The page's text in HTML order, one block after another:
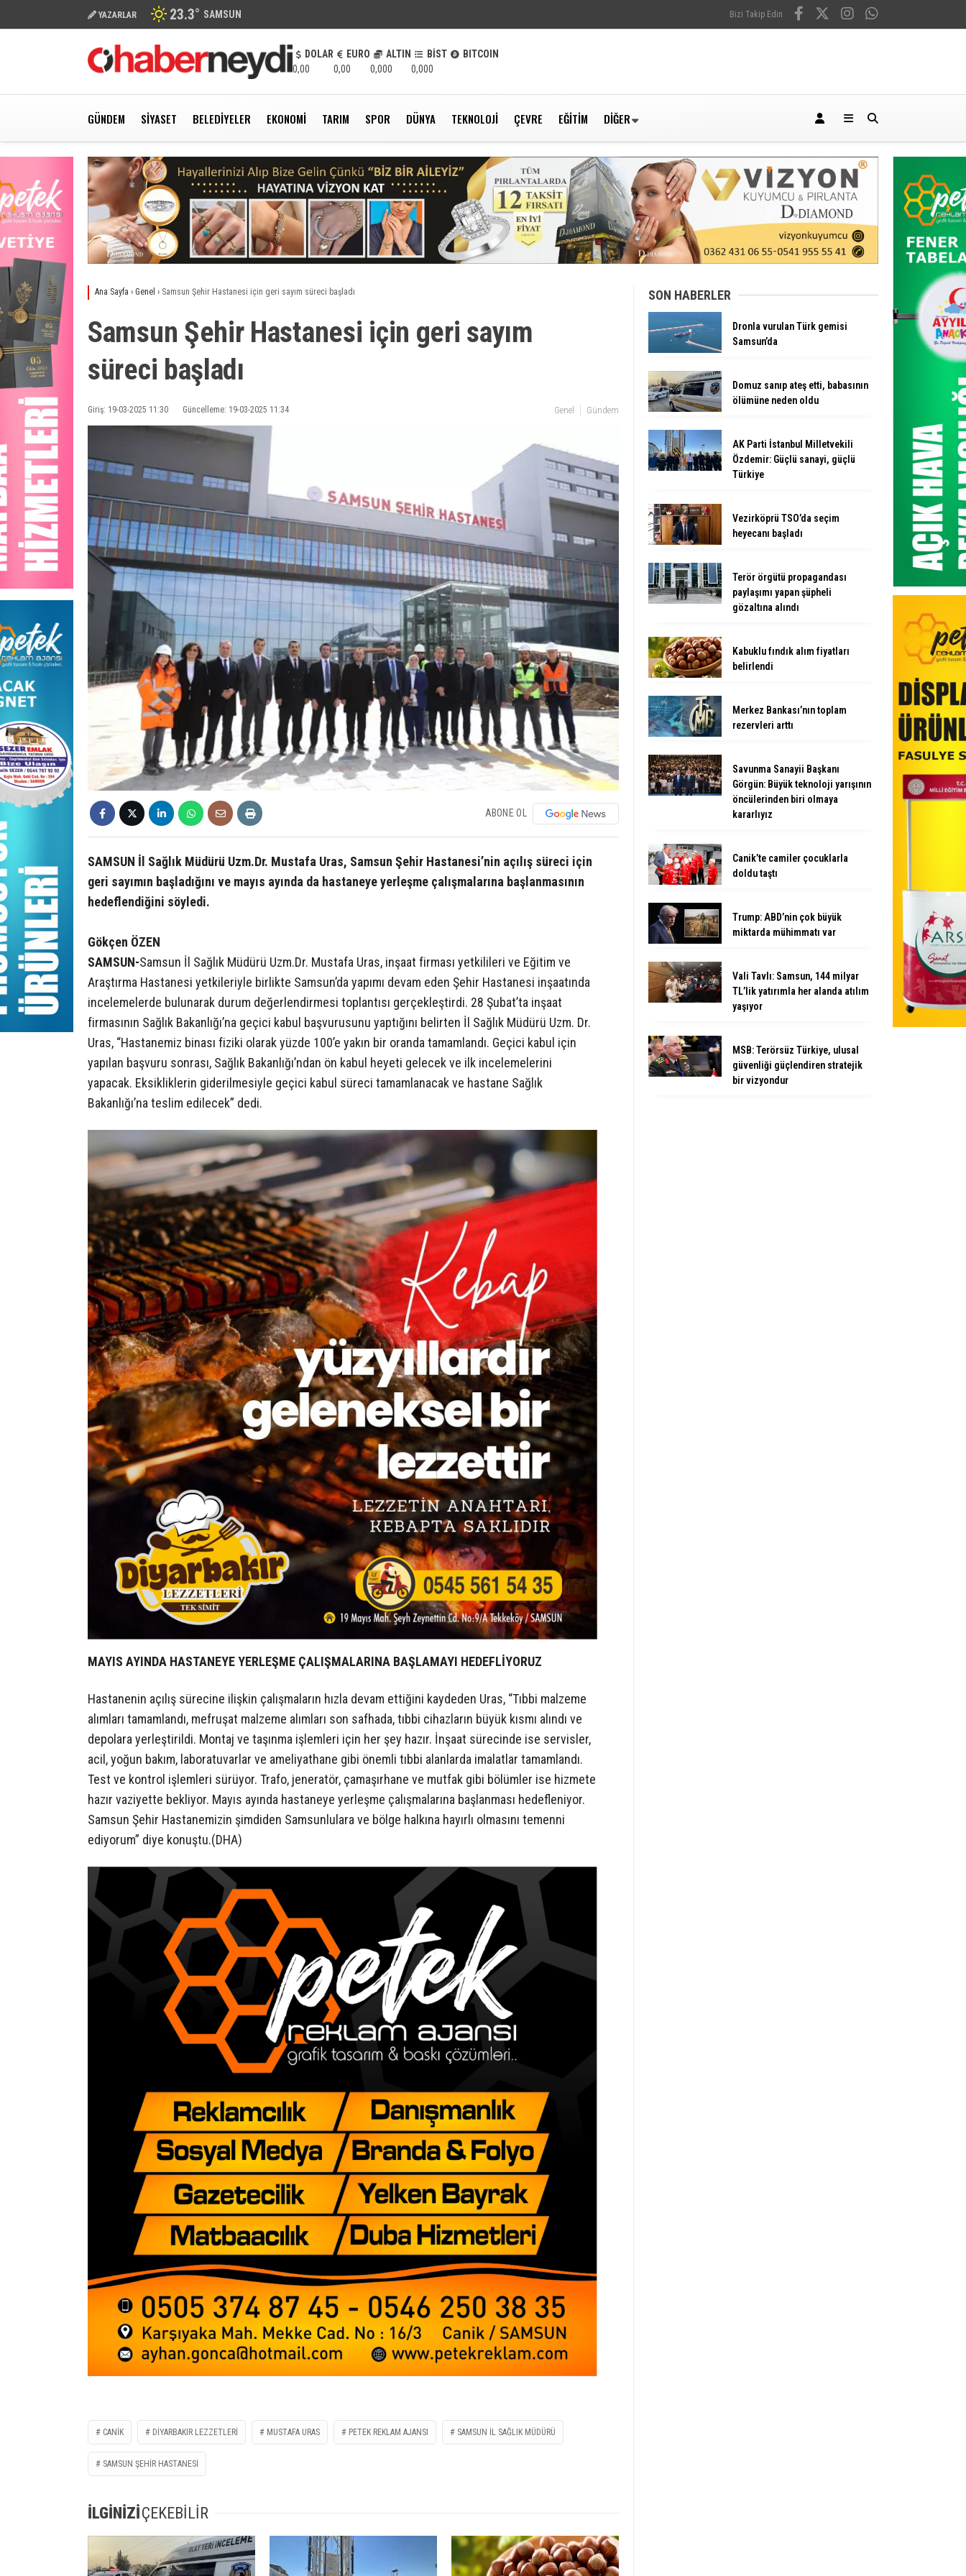
YAZARLAR 23.3° SAMSUN Bizi Takip Edin
DOLAR
0,00
EURO
0,00
ALTIN
0,000
BİST
0,000
BITCOIN
GÜNDEM SIYASET BELEDIYELER EKONOMI TARIM SPOR DÜNYA TEKNOLOJI ÇEVRE EĞITIM DIĞER
Ana Sayfa › Genel › Samsun Şehir Hastanesi için geri sayım süreci başladı
Samsun Şehir Hastanesi için geri sayım
süreci başladı
Giriş: 19-03-2025 11:30 Güncelleme: 19-03-2025 11:34 Genel Gündem
ABONE OL
SAMSUN İl Sağlık Müdürü Uzm.Dr. Mustafa Uras, Samsun Şehir Hastanesi’nin açılış süreci için
geri sayımın başladığını ve mayıs ayında da hastaneye yerleşme çalışmalarına başlanmasının
hedeflendiğini söyledi.
Gökçen ÖZEN
SAMSUN-Samsun İl Sağlık Müdürü Uzm.Dr. Mustafa Uras, inşaat firması yetkilileri ve Eğitim ve
Araştırma Hastanesi yetkileriyle birlikte Samsun’da yapımı devam eden Şehir Hastanesi inşaatında
incelemelerde bulunarak durum değerlendirmesi toplantısı gerçekleştirdi. 28 Şubat’ta inşaat
firmasının Sağlık Bakanlığı’na geçici kabul başvurusunu yaptığını belirten İl Sağlık Müdürü Uzm. Dr.
Uras, “Hastanemiz binası fiziki olarak yüzde 100’e yakın bir oranda tamamlandı. Geçici kabul için
yapılan başvuru sonrası, Sağlık Bakanlığı’ndan ön kabul heyeti gelecek ve ilk incelemelerini
yapacak. Eksikliklerin giderilmesiyle geçici kabul süreci tamamlanacak ve hastane Sağlık
Bakanlığı’na teslim edilecek” dedi.
MAYIS AYINDA HASTANEYE YERLEŞME ÇALIŞMALARINA BAŞLAMAYI HEDEFLİYORUZ
Hastanenin açılış sürecine ilişkin çalışmaların hızla devam ettiğini kaydeden Uras, “Tıbbi malzeme
alımları tamamlandı, mefruşat malzeme alımları son safhada, tıbbi cihazların büyük kısmı alındı ve
depolara yerleştirildi. Montaj ve taşınma işlemleri için her şey hazır. İnşaat sürecinde ise servisler,
acil, yoğun bakım, laboratuvarlar ve ameliyathane gibi önemli tıbbi alanlarda imalatlar tamamlandı.
Test ve kontrol işlemleri sürüyor. Trafo, jeneratör, çamaşırhane ve mutfak gibi bölümler ise hizmete
hazır vaziyette bekliyor. Mayıs ayında hastaneye yerleşme çalışmalarına başlanması hedefleniyor.
Samsun Şehir Hastanemizin şimdiden Samsunlulara ve bölge halkına hayırlı olmasını temenni
ediyorum” diye konuştu.(DHA)
CANIK DIYARBAKIR LEZZETLERI MUSTAFA URAS PETEK REKLAM AJANSI SAMSUN IL SAĞLIK MÜDÜRÜ
SAMSUN ŞEHİR HASTANESİ
İLGİNİZİÇEKEBİLİR
SON HABERLER
Dronla vurulan Türk gemisi
Samsun’da
Domuz sanıp ateş etti, babasının
ölümüne neden oldu
AK Parti İstanbul Milletvekili
Özdemir: Güçlü sanayi, güçlü
Türkiye
Vezirköprü TSO’da seçim
heyecanı başladı
Terör örgütü propagandası
paylaşımı yapan şüpheli
gözaltına alındı
Kabuklu fındık alım fiyatları
belirlendi
Merkez Bankası’nın toplam
rezervleri arttı
Savunma Sanayii Başkanı
Görgün: Büyük teknoloji yarışının
öncülerinden biri olmaya
kararlıyız
Canik’te camiler çocuklarla
doldu taştı
Trump: ABD’nin çok büyük
miktarda mühimmatı var
Vali Tavlı: Samsun, 144 milyar
TL’lik yatırımla her alanda atılım
yaşıyor
MSB: Terörsüz Türkiye, ulusal
güvenliği güçlendiren stratejik
bir vizyondur